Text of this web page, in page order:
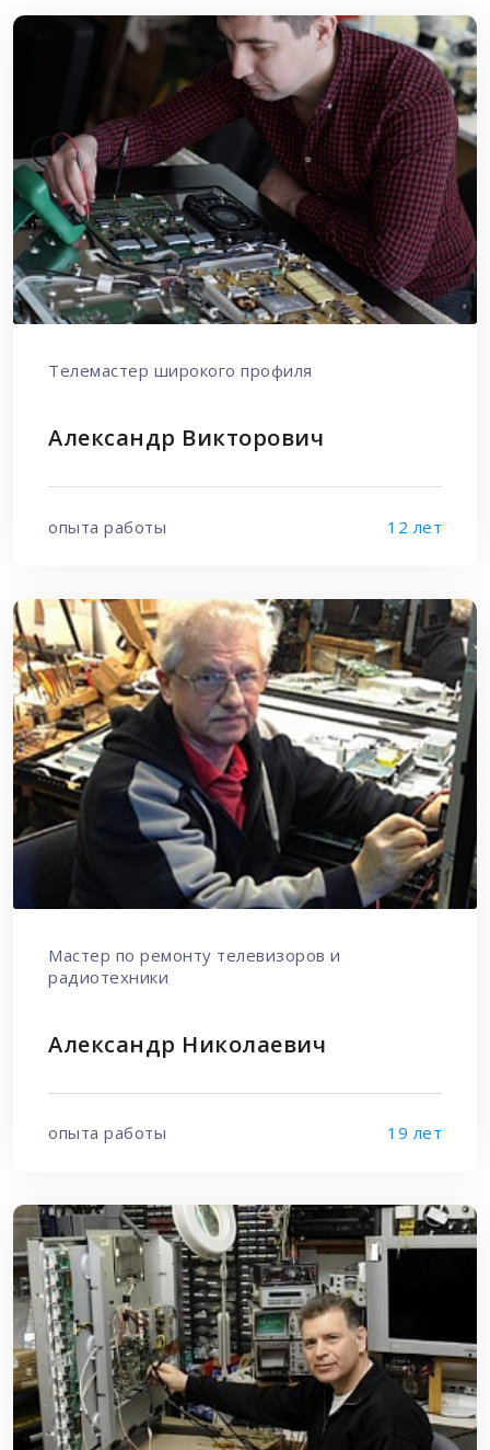
Телемастер широкого профиля
Александр Викторович
опыта работы 12 лет
Мастер по ремонту телевизоров и
радиотехники
Александр Николаевич
опыта работы 19 лет